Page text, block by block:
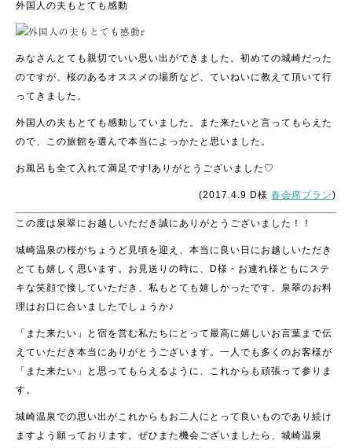
外国人の夫もとても感動
みなさんとても親切でいい思い出ができました。 初めての城崎だった
のですが、桜のあるオススメの場所など、ていねいに教えて頂いて行
ってきました。
外国人の夫もとても感動していました。また来たいと言ってもらえた
ので、この旅館を選んで本当によっかたと思いました。
お風呂も全て入れて満足です!ありがとうございました♡
(2017.4.9 D様 春会席プラン)
この度は泉翠にお越しいただき誠にありがとうございました！！
城崎温泉の桜がちょうど見頃を迎え、本当に良い日にお越しいただき
とても嬉しく思います。お見送りの時に、D様・お連れ様ともにステ
キな笑顔で接していただき、私もとても嬉しかったです。泉翠のお料
理はお口に合いましたでしょうか♪
「また来たい」と宿を営む私たちにとって最高に嬉しいお言葉まで伝
えていただき本当にありがとうございます。一人でも多くのお客様が
「また来たい」と思ってもらえるように、これからも頑張って参りま
す。
城崎温泉での思い出がこれからもお二人にとって良いものであり続け
ますよう願っております。ぜひまた機会ございましたら、城崎温泉